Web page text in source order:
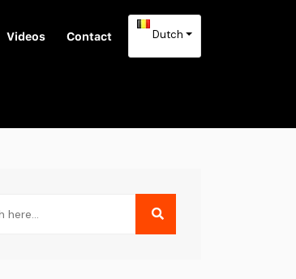
Videos Contact Dutch